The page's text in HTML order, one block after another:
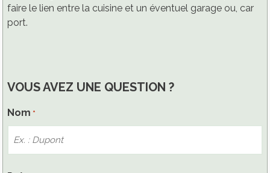
faire le lien entre la cuisine et un éventuel garage ou, car
port.
VOUS AVEZ UNE QUESTION ?
Nom *